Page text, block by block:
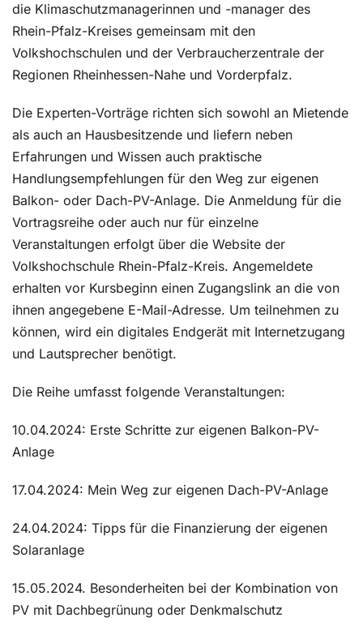
die Klimaschutzmanagerinnen und -manager des
Rhein-Pfalz-Kreises gemeinsam mit den
Volkshochschulen und der Verbraucherzentrale der
Regionen Rheinhessen-Nahe und Vorderpfalz.
Die Experten-Vorträge richten sich sowohl an Mietende
als auch an Hausbesitzende und liefern neben
Erfahrungen und Wissen auch praktische
Handlungsempfehlungen für den Weg zur eigenen
Balkon- oder Dach-PV-Anlage. Die Anmeldung für die
Vortragsreihe oder auch nur für einzelne
Veranstaltungen erfolgt über die Website der
Volkshochschule Rhein-Pfalz-Kreis. Angemeldete
erhalten vor Kursbeginn einen Zugangslink an die von
ihnen angegebene E-Mail-Adresse. Um teilnehmen zu
können, wird ein digitales Endgerät mit Internetzugang
und Lautsprecher benötigt.
Die Reihe umfasst folgende Veranstaltungen:
10.04.2024: Erste Schritte zur eigenen Balkon-PV-
Anlage
17.04.2024: Mein Weg zur eigenen Dach-PV-Anlage
24.04.2024: Tipps für die Finanzierung der eigenen
Solaranlage
15.05.2024. Besonderheiten bei der Kombination von
PV mit Dachbegrünung oder Denkmalschutz